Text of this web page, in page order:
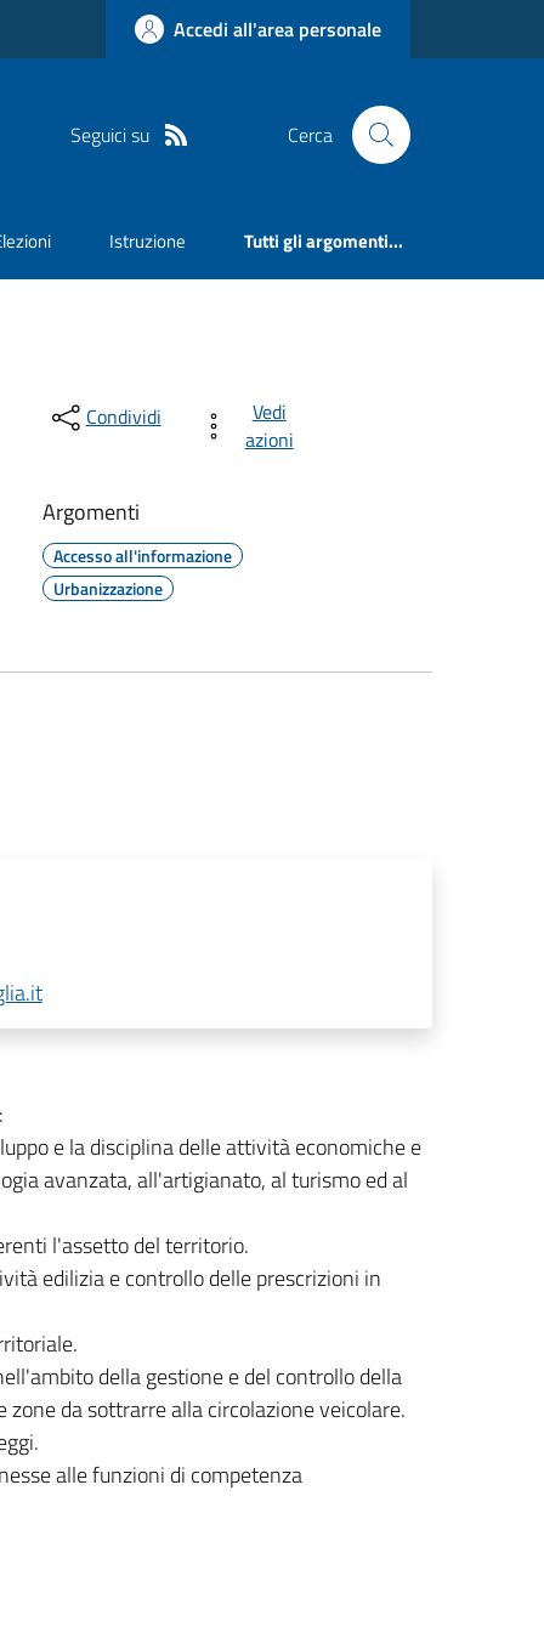
Accedi all'area personale
Seguici su Cerca
Istruzione Tutti gli argomenti...
Condividi
Vedi
azioni
Argomenti
Accesso all'informazione
Urbanizzazione
e la disciplina delle attività economiche e
avanzata, all'artigianato, al turismo ed al
l'assetto del territorio.
edilizia e controllo delle prescrizioni in
della gestione e del controllo della
da sottrarre alla circolazione veicolare.
alle funzioni di competenza